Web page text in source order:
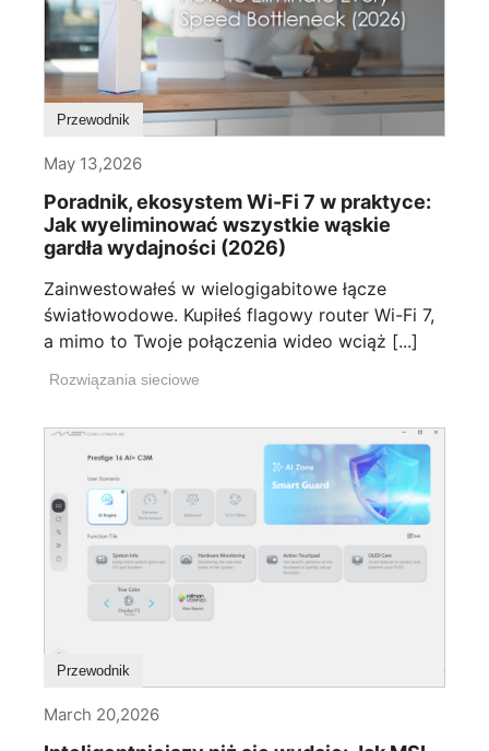
Przewodnik
May 13,2026
Poradnik, ekosystem Wi-Fi 7 w praktyce:
Jak wyeliminować wszystkie wąskie
gardła wydajności (2026)
Zainwestowałeś w wielogigabitowe łącze
światłowodowe. Kupiłeś flagowy router Wi-Fi 7,
a mimo to Twoje połączenia wideo wciąż [...]
Rozwiązania sieciowe
Przewodnik
March 20,2026